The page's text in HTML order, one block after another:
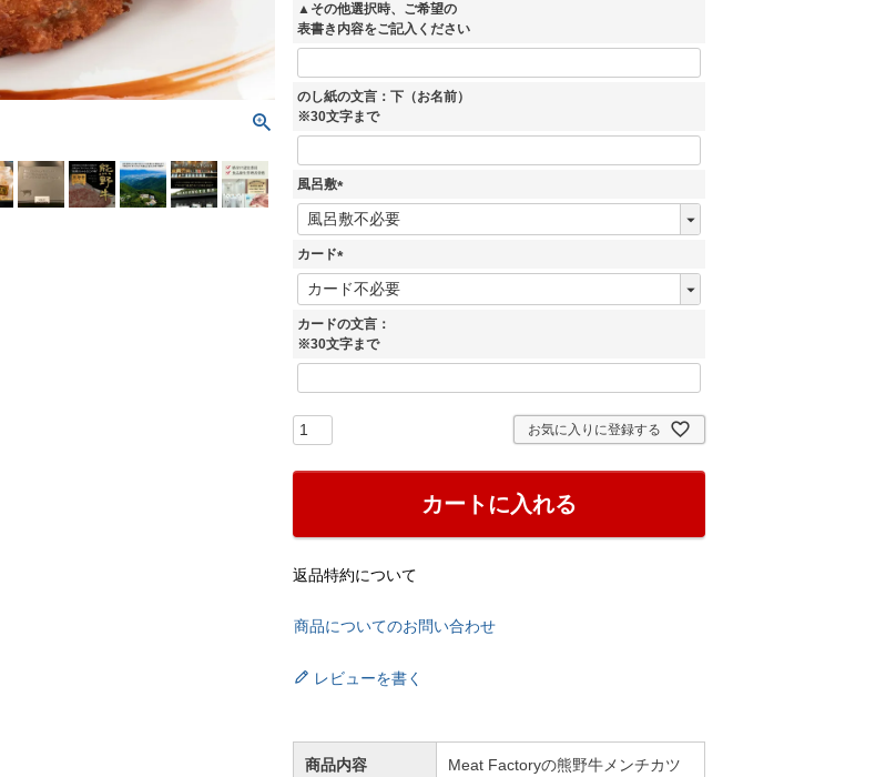
▲その他選択時、ご希望の
表書き内容をご記入ください
のし紙の文言：下（お名前）
※30文字まで
風呂敷
(
必
須
カード
(
必
須
)
カードの文言：
※30文字まで
お気に入りに登録する
カートに入れる
返品特約について
商品についてのお問い合わせ
レビューを書く
商品内容
Meat Factoryの熊野牛メンチカツ